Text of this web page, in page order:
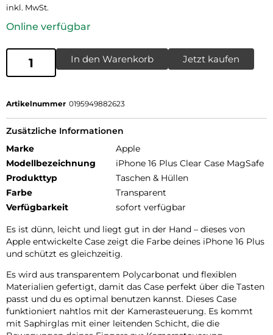
inkl. MwSt.
Online verfügbar
In den Warenkorb Jetzt kaufen
Artikelnummer 0195949882623
Zusätzliche Informationen
Marke
Apple
Modellbezeichnung
iPhone 16 Plus Clear Case MagSafe
Produkttyp
Taschen & Hüllen
Farbe
Transparent
Verfügbarkeit
sofort verfügbar
Es ist dünn, leicht und liegt gut in der Hand – dieses von
Apple entwickelte Case zeigt die Farbe deines iPhone 16 Plus
und schützt es gleichzeitig.
Es wird aus transparentem Polycarbonat und flexiblen
Materialien gefertigt, damit das Case perfekt über die Tasten
passt und du es optimal benutzen kannst. Dieses Case
funktioniert nahtlos mit der Kamerasteuerung. Es kommt
mit Saphirglas mit einer leitenden Schicht, die die